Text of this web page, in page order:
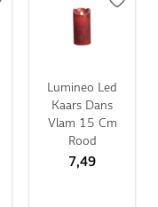
Lumineo Led
Kaars Dans
Vlam 15 Cm
Rood
7,49